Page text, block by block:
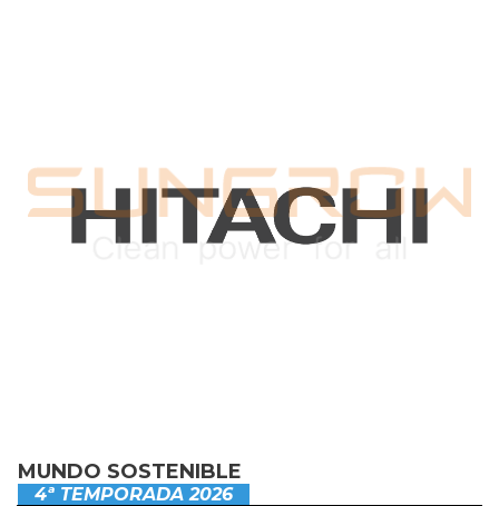
MUNDO SOSTENIBLE
4ª TEMPORADA 2026